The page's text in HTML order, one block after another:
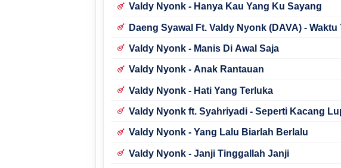
Valdy Nyonk - Hanya Kau Yang Ku Sayang
Daeng Syawal Ft. Valdy Nyonk (DAVA) - Waktu
Valdy Nyonk - Manis Di Awal Saja
Valdy Nyonk - Anak Rantauan
Valdy Nyonk - Hati Yang Terluka
Valdy Nyonk ft. Syahriyadi - Seperti Kacang
Valdy Nyonk - Yang Lalu Biarlah Berlalu
Valdy Nyonk - Janji Tinggallah Janji